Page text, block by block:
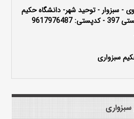
- سبزوار - توحید شهر- دانشگاه حکیم
سبزواری
سبزواری